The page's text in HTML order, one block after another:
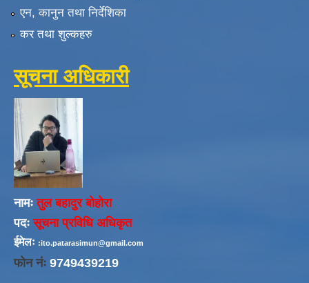
एन, कानुन तथा निर्देशिका
कर तथा शुल्कहरु
सूचना अधिकारी
नामःतुल बहादुर बोहोरा
पदःसूचना प्रविधि अधिकृत
ईमेलः :ito.patarasimun@gmail.com
फोन नंः 9749439219